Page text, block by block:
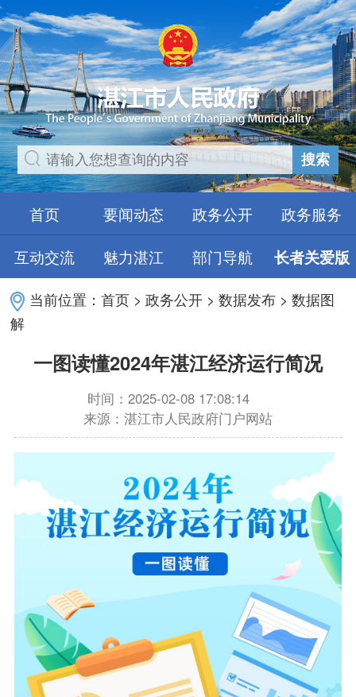
搜索
首页 要闻动态 政务公开
政务服务
互动交流
魅力湛江 部门导航 长者关爱版
当前位置：首页 >政务公开 >数据发布 >数据图
解
一图读懂2024年湛江经济运行简况
时间：2025-02-08 17:08:14
来源：湛江市人民政府门户网站